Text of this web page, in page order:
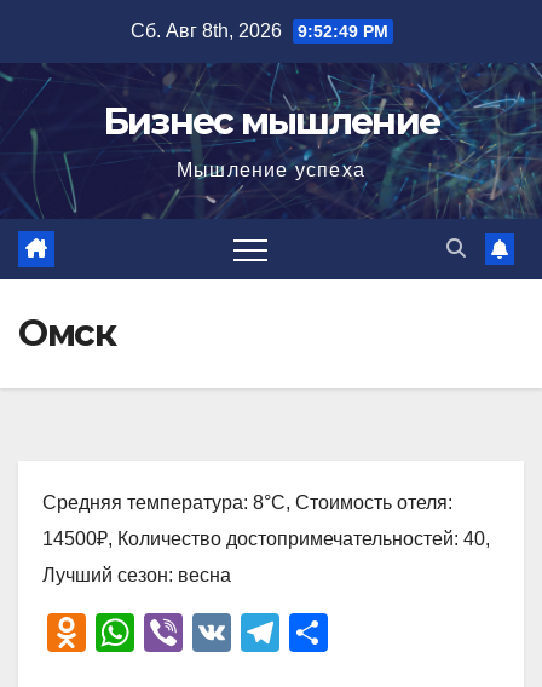
содержимому
Сб. Авг 8th, 2026 9:52:50 PM
Бизнес мышление
Мышление успеха
Омск
Средняя температура: 8°C, Стоимость отеля:
14500₽, Количество достопримечательностей: 40,
Лучший сезон: весна
O
W
Vi
V
T